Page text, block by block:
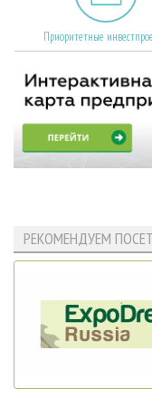
Приоритетные
РЕКОМЕНДУЕМ